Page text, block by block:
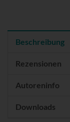
Beschreibung
Rezensionen
Autoreninfo
Downloads